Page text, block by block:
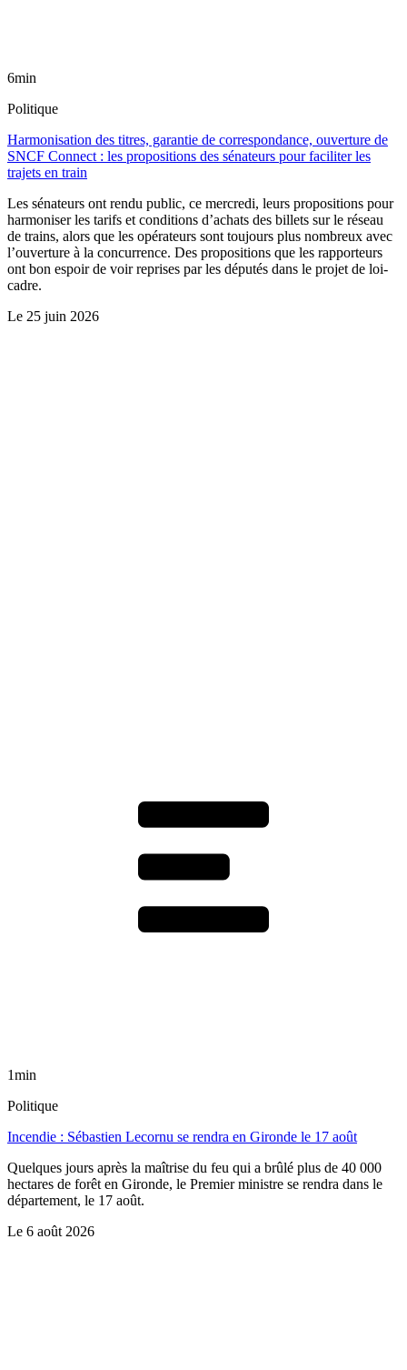
6min
Politique
Harmonisation des titres, garantie de correspondance, ouverture de
SNCF Connect : les propositions des sénateurs pour faciliter les
trajets en train
Les sénateurs ont rendu public, ce mercredi, leurs propositions pour
harmoniser les tarifs et conditions d’achats des billets sur le réseau
de trains, alors que les opérateurs sont toujours plus nombreux avec
l’ouverture à la concurrence. Des propositions que les rapporteurs
ont bon espoir de voir reprises par les députés dans le projet de loi-
cadre.
Le 25 juin 2026
1min
Politique
Incendie : Sébastien Lecornu se rendra en Gironde le 17 août
Quelques jours après la maîtrise du feu qui a brûlé plus de 40 000
hectares de forêt en Gironde, le Premier ministre se rendra dans le
département, le 17 août.
Le 6 août 2026